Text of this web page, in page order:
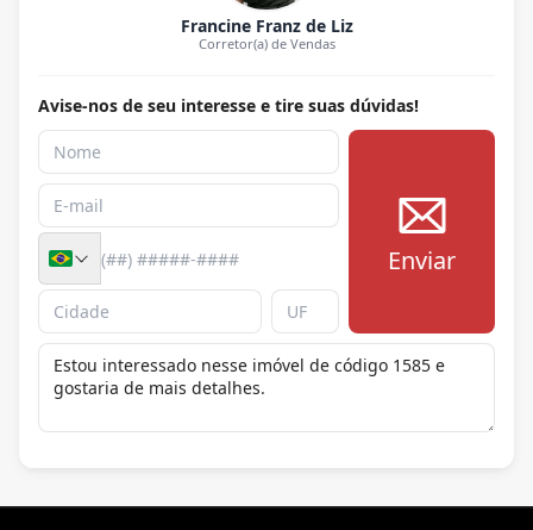
Francine Franz de Liz
Corretor(a) de Vendas
Avise-nos de seu interesse e tire suas dúvidas!
Enviar